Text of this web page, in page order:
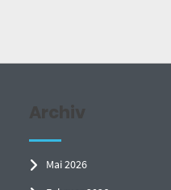
Archiv
Mai 2026